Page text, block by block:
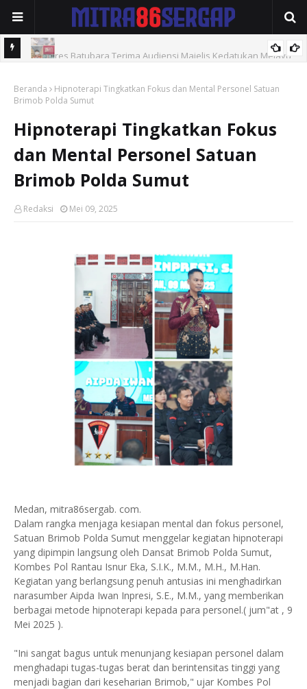
Kapolres Batubara Terima Audiensi Majelis Kedatukan Melayu
Hatta
Beranda
Hipnoterapi Tingkatkan Fokus dan Mental Personel Satuan
Brimob Polda Sumut
Hipnoterapi Tingkatkan Fokus
dan Mental Personel Satuan
Brimob Polda Sumut
Redaksi Mei 09, 2025
Medan, mitra86sergab. com.
Dalam rangka menjaga kesiapan mental dan fokus personel,
Satuan Brimob Polda Sumut menggelar kegiatan hipnoterapi
yang dipimpin langsung oleh Dansat Brimob Polda Sumut,
Kombes Pol Rantau Isnur Eka, S.I.K., M.M., M.H., M.Han.
Kegiatan yang berlangsung penuh antusias ini menghadirkan
narasumber Aipda Iwan Inpresi, S.E., M.M., yang memberikan
berbagai metode hipnoterapi kepada para personel.( jum"at , 9
Mei 2025 ).
"Ini sangat bagus untuk menunjang kesiapan personel dalam
menghadapi tugas-tugas berat dan berintensitas tinggi yang
menjadi bagian dari keseharian Brimob," ujar Kombes Pol